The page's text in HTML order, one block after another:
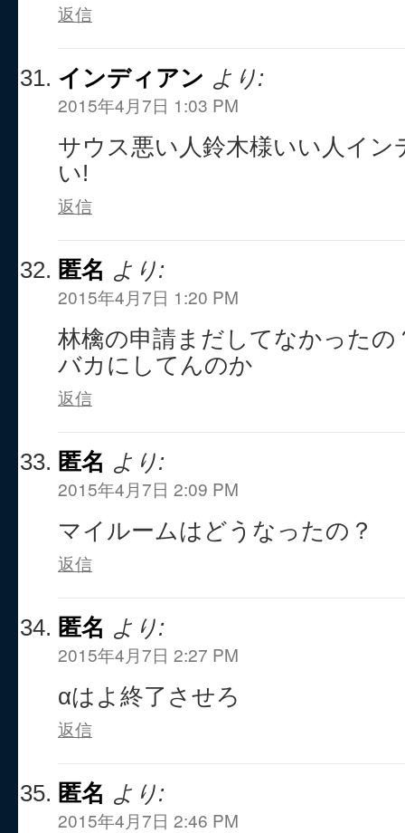
返信
インディアン より:
2015年4月7日 1:03 PM
サウス悪い人鈴木様いい人イン
い!
返信
匿名 より:
2015年4月7日 1:20 PM
林檎の申請まだしてなかったの
バカにしてんのか
返信
匿名 より:
2015年4月7日 2:09 PM
マイルームはどうなったの？
返信
匿名 より:
2015年4月7日 2:27 PM
αはよ終了させろ
返信
匿名 より:
2015年4月7日 2:46 PM